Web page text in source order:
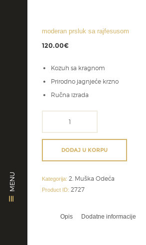
MENU
moderan prsluk sa rajfesusom
120.00€
Kozuh sa kragnom
Prirodno jagnjeće krzno
Ručna izrada
rajfesusomDODAJ U KORPU
Kategorija: 2. Muška Odeća
Product ID: 2727
Opis Dodatne informacije